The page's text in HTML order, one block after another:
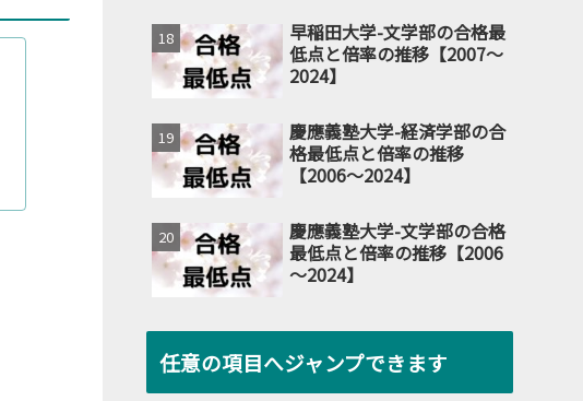
早稲田大学-文学部の合格最
低点と倍率の推移【2007～
2024】
慶應義塾大学-経済学部の合
格最低点と倍率の推移
【2006～2024】
慶應義塾大学-文学部の合格
最低点と倍率の推移【2006
～2024】
任意の項目へジャンプできます